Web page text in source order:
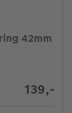
42mm
139,-